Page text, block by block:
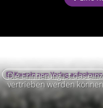
Die Erinnerung ist das
vertrieben werden
Kontakt zum Verlag aufnehmen